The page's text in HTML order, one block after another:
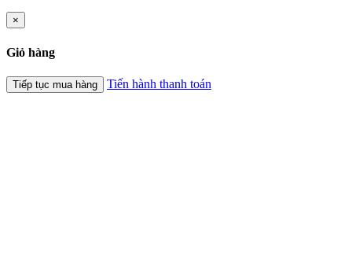
×
Giỏ hàng
Tiếp tục mua hàng Tiến hành thanh toán